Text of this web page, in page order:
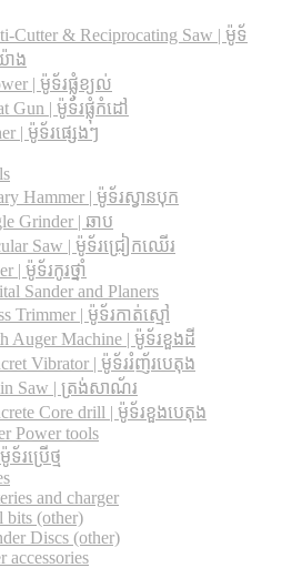
Cutter & Reciprocating Saw​ | ម៉ូទ័
ាង
| ម៉ូទ័រផ្លុំខ្យល់
Gun | ម៉ូទ័រផ្លុំកំដៅ
| ម៉ូទ័រផ្សេងៗ
Hammer | ម៉ូទ័រស្វានបុក
Grinder | ឆាប
Saw​ | ម៉ូទ័រជ្រៀកឈើរ
| ម៉ូទ័រកូរថ្នាំ
Sander and Planers
Trimmer | ម៉ូទ័រកាត់ស្មៅ
Auger Machine | ម៉ូទ័រខួងដី
Vibrator | ម៉ូទ័ររំញ័របេតុង
Saw | ត្រង់សាណ័រ
Core drill | ម៉ូទ័រខួងបេតុង
Power tools
រប្រើថ្ម
and charger
bits (other)
Discs (other)
accessories